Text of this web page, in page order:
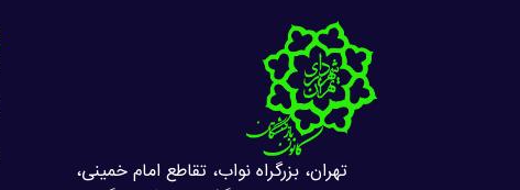
تهران، بزرگراه نواب، تقاطع امام خمینی،